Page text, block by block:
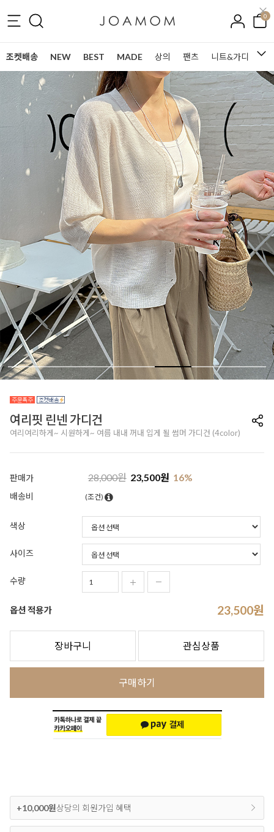
0
조켓배송 NEW BEST MADE 상의 팬츠 니트&가디건
여리핏 린넨 가디건
여리여리하게~ 시원하게~ 여름 내내 꺼내 입게 될 썸머 가디건 (4color)
판매가 28,000원 23,500원 16%
배송비 (조건)
색상
사이즈
수량
옵션 적용가 23,500원
장바구니 관심상품
구매하기
+10,000원상당의 회원가입 혜택